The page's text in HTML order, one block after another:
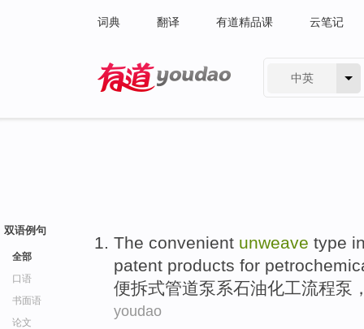
词典 翻译 有道精品课 云笔记
中英
双语例句
全部
口语
书面语
论文
The convenient unweave type
patent products for
便拆式管道泵系石油化工流程泵
youdao